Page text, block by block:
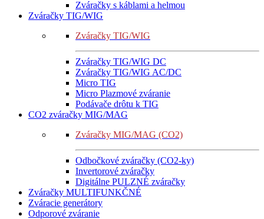
Zváračky s káblami a helmou
Zváračky TIG/WIG
Zváračky TIG/WIG
Zváračky TIG/WIG DC
Zváračky TIG/WIG AC/DC
Micro TIG
Micro Plazmové zváranie
Podávače drôtu k TIG
CO2 zváračky MIG/MAG
Zváračky MIG/MAG (CO2)
Odbočkové zváračky (CO2-ky)
Invertorové zváračky
Digitálne PULZNÉ zváračky
Zváračky MULTIFUNKČNÉ
Zváracie generátory
Odporové zváranie